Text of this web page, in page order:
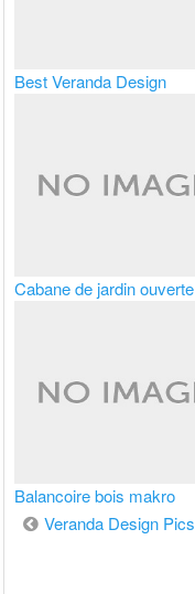
Best Veranda Design
Cabane de jardin ouverte
Balancoire bois makro
Navigation
Veranda Design Pics